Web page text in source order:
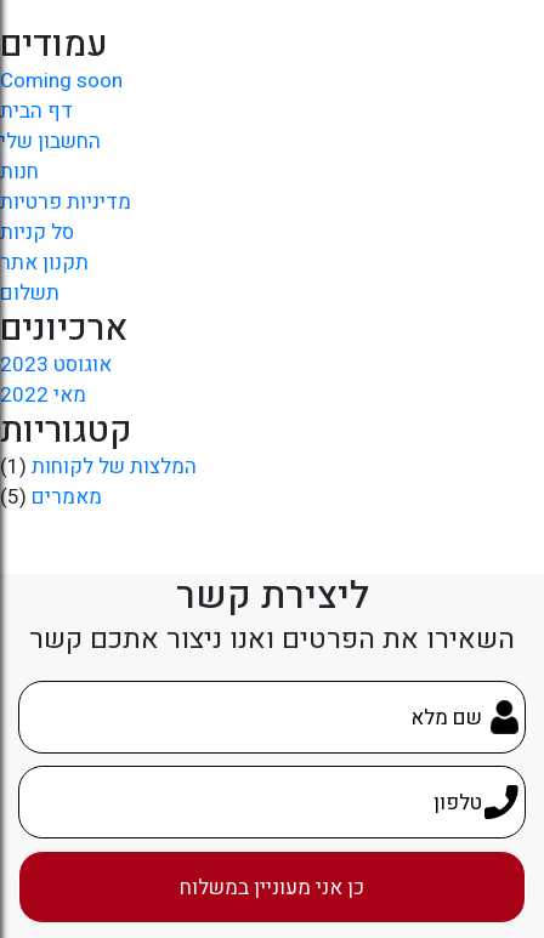
עמודים
Coming soon
דף הבית
החשבון שלי
חנות
מדיניות פרטיות
סל קניות
תקנון אתר
תשלום
ארכיונים
אוגוסט 2023
מאי 2022
קטגוריות
המלצות של לקוחות (1)
מאמרים (5)
ליצירת קשר
השאירו את הפרטים ואנו ניצור אתכם קשר